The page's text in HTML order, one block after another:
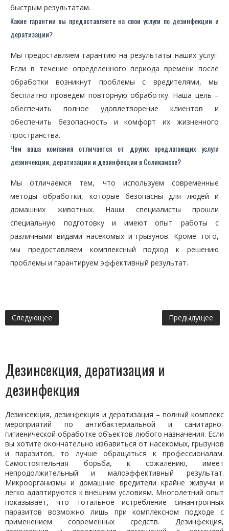
быстрым результатам.
Какие гарантии вы предоставляете на свои услуги по дезинфекции и
дератизации?
Мы предоставляем гарантию на результаты наших услуг.
Если в течение определенного периода времени после
обработки возникнут проблемы с вредителями, мы
бесплатно проведем повторную обработку. Наша цель –
обеспечить полное удовлетворение клиентов и
обеспечить безопасность и комфорт их жизненного
пространства.
Чем ваша компания отличается от других предлагающих услуги
дезинчекции, дератизации и дезинфекции в Соликамске?
Мы отличаемся тем, что используем современные
методы обработки, которые безопасны для людей и
домашних животных. Наши специалисты прошли
специальную подготовку и имеют опыт работы с
различными видами насекомых и грызунов. Кроме того,
мы предоставляем комплексный подход к решению
проблемы и гарантируем эффективный результат.
Следующее Предыдущее
Дезинсекция, дератизация и
дезинфекция
Дезинсекция, дезинфекция и дератизация – полный комплекс
мероприятий по антибактериальной и санитарно-
гигиенической обработке объектов любого назначения. Если
вы хотите окончательно избавиться от насекомых, грызунов
и паразитов, то лучше обращаться к профессионалам.
Самостоятельная борьба, к сожалению, имеет
непродолжительный и малоэффективный результат.
Микроорганизмы и домашние вредители крайне живучи и
легко адаптируются к внешним условиям. Многолетний опыт
показывает, что тотальное истребление синантропных
паразитов возможно лишь при комплексном подходе с
применением современных средств. Дезинфекция,